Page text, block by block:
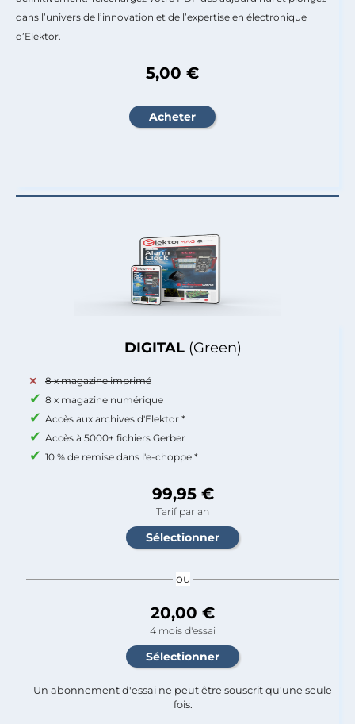
DIGITAL (Green)
8 x magazine imprimé
8 x magazine numérique
Accès aux archives d'Elektor *
Accès à 5000+ fichiers Gerber
10 % de remise dans l'e-choppe *
99,95 €
Tarif par an
ou
20,00 €
4 mois d'essai
Un abonnement d'essai ne peut être souscrit qu'une seule
fois.​
dans l’univers de l’innovation et de l’expertise en électronique
d’Elektor.
5,00 €